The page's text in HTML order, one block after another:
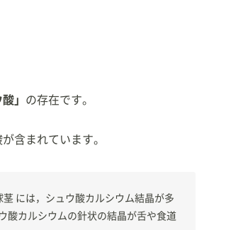
」 の存在です。
含まれています。
には，シュウ酸カルシウム結晶が多
酸カルシウムの針状の結晶が舌や食道